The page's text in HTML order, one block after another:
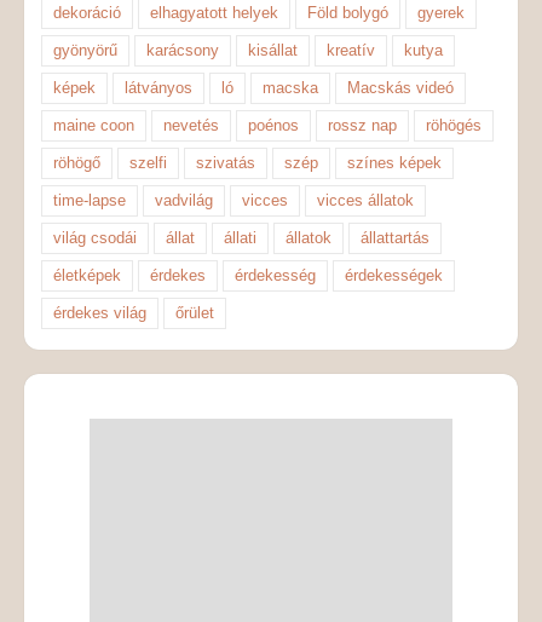
dekoráció elhagyatott helyek Föld bolygó gyerek
gyönyörű karácsony kisállat kreatív kutya
képek látványos ló macska Macskás videó
maine coon nevetés poénos rossz nap röhögés
röhögő szelfi szivatás szép színes képek
time-lapse vadvilág vicces vicces állatok
világ csodái állat állati állatok állattartás
életképek érdekes érdekesség érdekességek
érdekes világ őrület